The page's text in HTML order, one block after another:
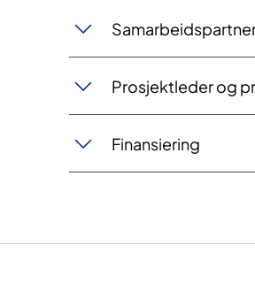
Prosjektleder og
Finansiering